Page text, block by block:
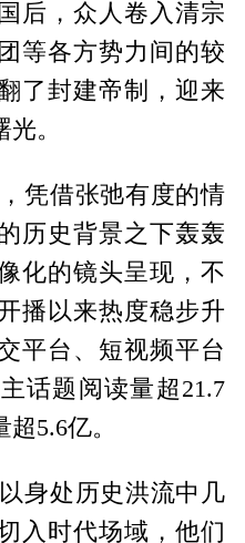
后，众人卷入清宗
等各方势力间的较
了封建帝制，迎来
。
凭借张弛有度的情
历史背景之下轰轰
化的镜头呈现，不
播以来热度稳步升
平台、短视频平台
话题阅读量超21.7
5.6亿。
身处历史洪流中几
入时代场域，他们